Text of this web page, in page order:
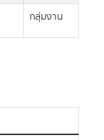
กลุ่มงาน